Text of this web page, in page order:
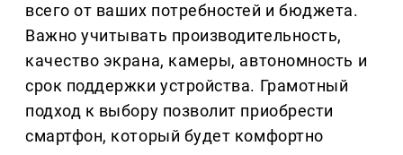
всего от ваших потребностей и бюджета.
Важно учитывать производительность,
качество экрана, камеры, автономность и
срок поддержки устройства. Грамотный
подход к выбору позволит приобрести
смартфон, который будет комфортно